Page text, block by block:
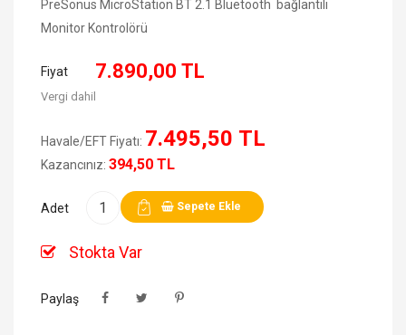
PreSonus MicroStation BT 2.1 Bluetooth bağlantılı
Monitor Kontrolörü
Fiyat 7.890,00 TL
Vergi dahil
Havale/EFT Fiyatı: 7.495,50 TL
Kazancınız: 394,50 TL
Adet Sepete Ekle
Stokta Var
Paylaş